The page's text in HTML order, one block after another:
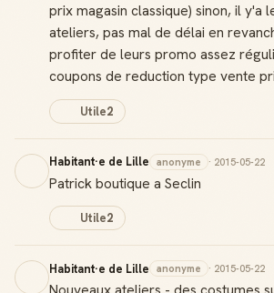
prix magasin classique) sinon, il y'a
ateliers, pas mal de délai en
profiter de leurs promo assez
coupons de reduction type vente
Utile2
Habitant·e de Lille anonyme · 2015-05-22
Patrick boutique a Seclin
Utile2
Habitant·e de Lille anonyme · 2015-05-22